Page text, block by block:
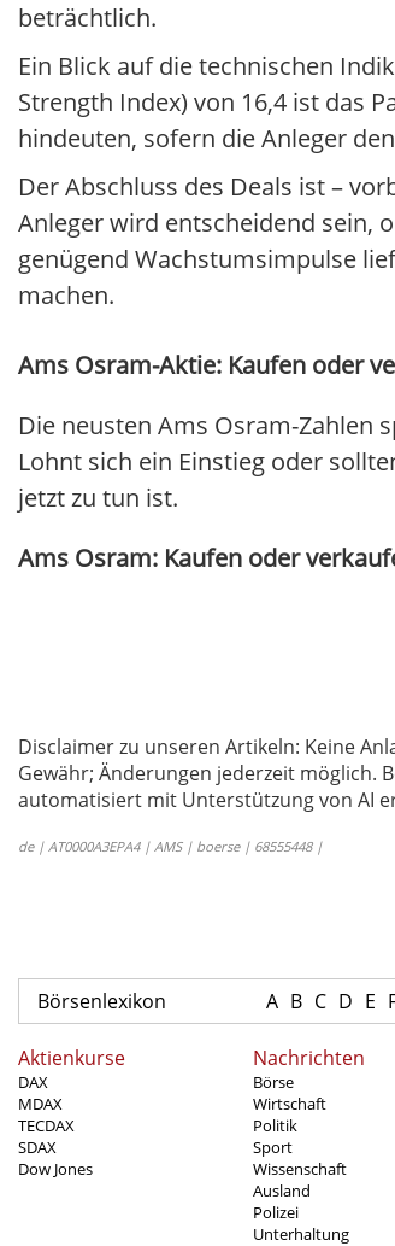
beträchtlich.
Ein Blick auf die technischen
Strength Index) von 16,4 ist das
hindeuten, sofern die Anleger
Der Abschluss des Deals ist –
Anleger wird entscheidend sein,
genügend Wachstumsimpulse
machen.
Ams Osram-Aktie: Kaufen oder
Die neusten Ams Osram-Zahlen
Lohnt sich ein Einstieg oder
jetzt zu tun ist.
Ams Osram: Kaufen oder
Disclaimer zu unseren Artikeln: Keine
Gewähr; Änderungen jederzeit möglich.
automatisiert mit Unterstützung von AI
de | AT0000A3EPA4 | AMS | boerse | 68555448 |
Börsenlexikon A B C D E
Aktienkurse
DAX
MDAX
TECDAX
SDAX
Dow Jones
Nachrichten
Börse
Wirtschaft
Politik
Sport
Wissenschaft
Ausland
Polizei
Unterhaltung